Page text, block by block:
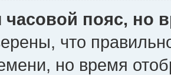
часовой пояс, но
что
но время